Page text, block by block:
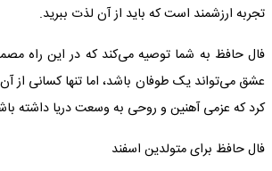
تجربه ارزشمند است که باید از آن لذت ببرید.
فال حافظ به شما توصیه می‌کند که در این راه
عشق می‌تواند یک طوفان باشد، اما تنها کسانی از
کرد که عزمی آهنین و روحی به وسعت دریا داشته
فال حافظ برای متولدین اسفند